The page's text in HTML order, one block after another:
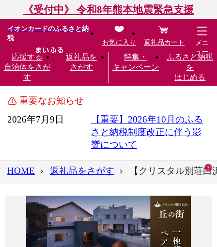
《受付中》 令和8年熊本地震緊急支援
イオンカードのふるさと納
税
応援する
自治体をさが
す
返礼品を
さがす
特集・
キャンペーン
ふるさと納税
を
はじめる
お気に入り 返礼品カート
メニ
ュー
重要なお知らせ
2026年7月9日
【重要】2026年10月のふる
さと納税制度改正に伴う影
響について
HOME 返礼品をさがす 【クリスタル別荘